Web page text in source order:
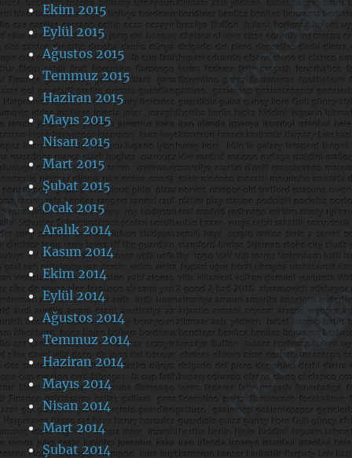
Ekim 2015
Eylül 2015
Ağustos 2015
Temmuz 2015
Haziran 2015
Mayıs 2015
Nisan 2015
Mart 2015
Şubat 2015
Ocak 2015
Aralık 2014
Kasım 2014
Ekim 2014
Eylül 2014
Ağustos 2014
Temmuz 2014
Haziran 2014
Mayıs 2014
Nisan 2014
Mart 2014
Şubat 2014